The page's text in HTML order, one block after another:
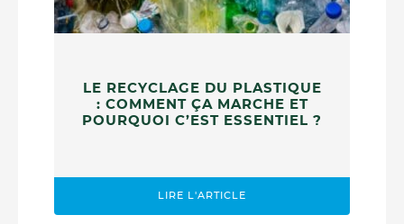
LE RECYCLAGE DU PLASTIQUE
: COMMENT ÇA MARCHE ET
POURQUOI C’EST ESSENTIEL ?
LIRE L'ARTICLE